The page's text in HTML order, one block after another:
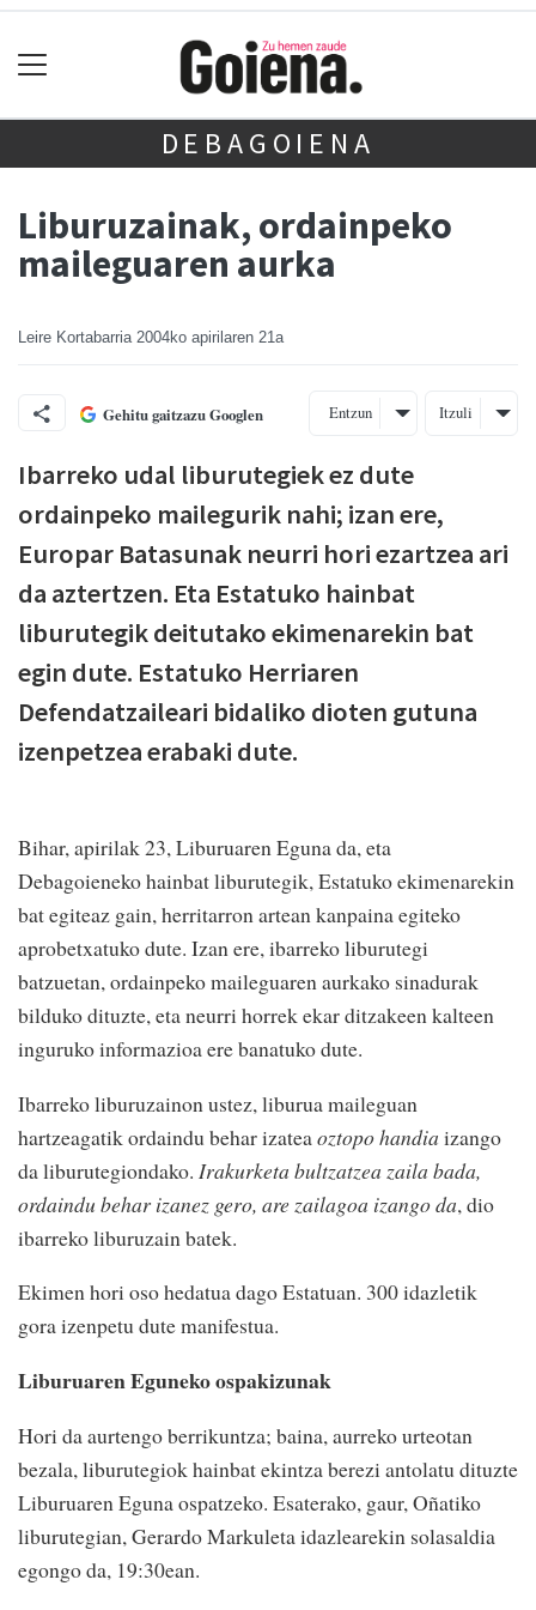
DEBAGOIENA
Liburuzainak, ordainpeko
maileguaren aurka
Leire Kortabarria 2004ko apirilaren 21a
Gehitu gaitzazu Googlen Entzun Itzuli
Ibarreko udal liburutegiek ez dute
ordainpeko mailegurik nahi; izan ere,
Europar Batasunak neurri hori ezartzea ari
da aztertzen. Eta Estatuko hainbat
liburutegik deitutako ekimenarekin bat
egin dute. Estatuko Herriaren
Defendatzaileari bidaliko dioten gutuna
izenpetzea erabaki dute.
Bihar, apirilak 23, Liburuaren Eguna da, eta
Debagoieneko hainbat liburutegik, Estatuko ekimenarekin
bat egiteaz gain, herritarron artean kanpaina egiteko
aprobetxatuko dute. Izan ere, ibarreko liburutegi
batzuetan, ordainpeko maileguaren aurkako sinadurak
bilduko dituzte, eta neurri horrek ekar ditzakeen kalteen
inguruko informazioa ere banatuko dute.
Ibarreko liburuzainon ustez, liburua maileguan
hartzeagatik ordaindu behar izateaoztopo handia izango
da liburutegiondako. Irakurketa bultzatzea zaila bada,
ordaindu behar izanez gero, are zailagoa izango da, dio
ibarreko liburuzain batek.
Ekimen hori oso hedatua dago Estatuan. 300 idazletik
gora izenpetu dute manifestua.
Liburuaren Eguneko ospakizunak
Hori da aurtengo berrikuntza; baina, aurreko urteotan
bezala, liburutegiok hainbat ekintza berezi antolatu dituzte
Liburuaren Eguna ospatzeko. Esaterako, gaur, Oñatiko
liburutegian, Gerardo Markuleta idazlearekin solasaldia
egongo da, 19:30ean.